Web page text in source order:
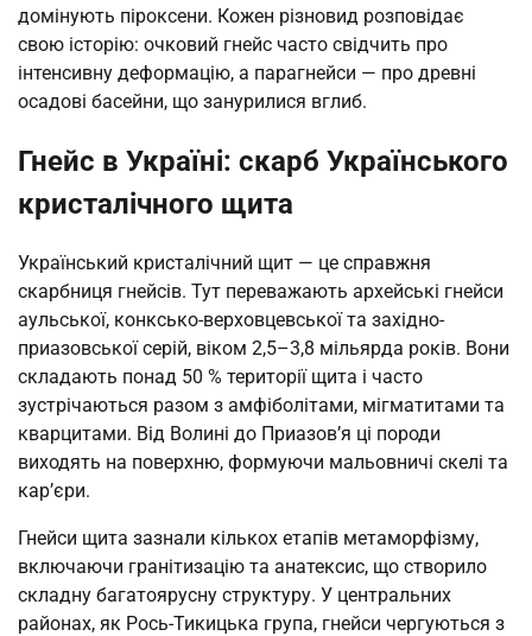
домінують піроксени. Кожен різновид розповідає
свою історію: очковий гнейс часто свідчить про
інтенсивну деформацію, а парагнейси — про древні
осадові басейни, що занурилися вглиб.
Гнейс в Україні: скарб Українського
кристалічного щита
Український кристалічний щит — це справжня
скарбниця гнейсів. Тут переважають архейські гнейси
аульської, конксько-верховцевської та західно-
приазовської серій, віком 2,5–3,8 мільярда років. Вони
складають понад 50 % території щита і часто
зустрічаються разом з амфіболітами, мігматитами та
кварцитами. Від Волині до Приазов’я ці породи
виходять на поверхню, формуючи мальовничі скелі та
кар’єри.
Гнейси щита зазнали кількох етапів метаморфізму,
включаючи гранітизацію та анатексис, що створило
складну багатоярусну структуру. У центральних
районах, як Рось-Тикицька група, гнейси чергуються з